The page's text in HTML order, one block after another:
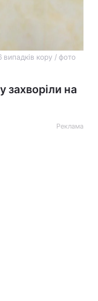
випадків кору / фото
захворіли на
Реклама